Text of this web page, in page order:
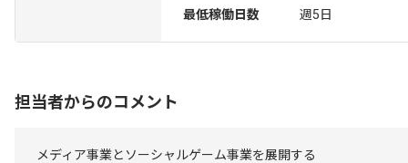
最低稼働日数
週5日
担当者からのコメント
メディア事業とソーシャルゲーム事業を展開する